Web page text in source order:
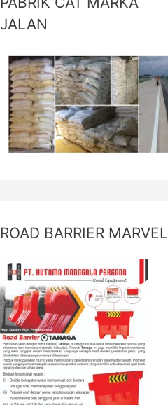
JALAN
ROAD BARRIER MARVEL